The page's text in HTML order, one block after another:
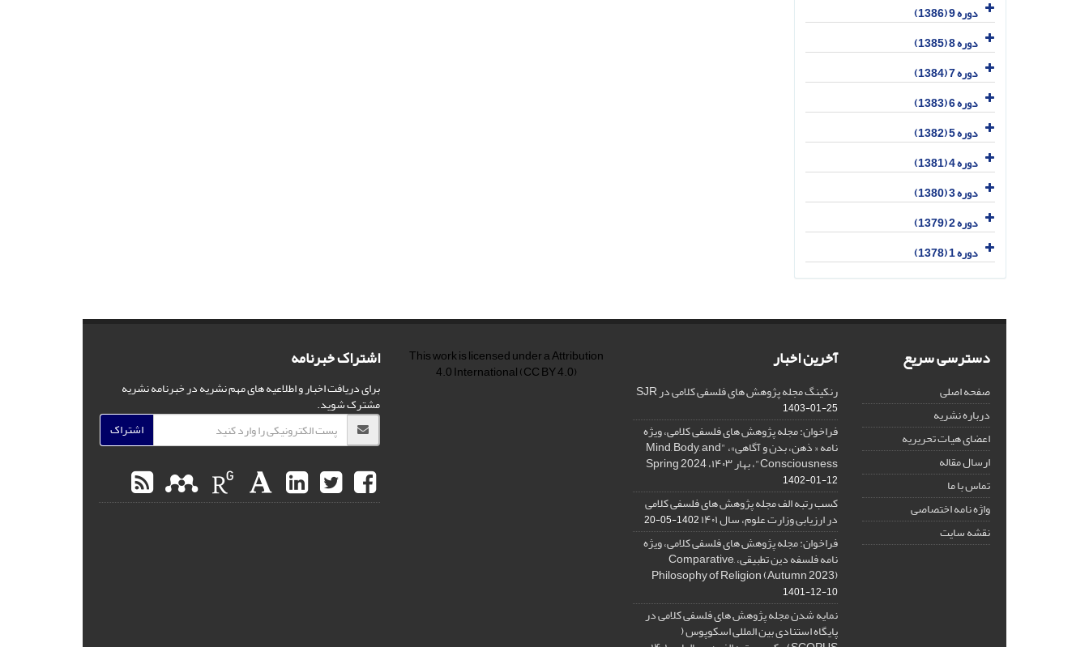
دوره 9 (1386)
دوره 8 (1385)
دوره 7 (1384)
دوره 6 (1383)
دوره 5 (1382)
دوره 4 (1381)
دوره 3 (1380)
دوره 2 (1379)
دوره 1 (1378)
دسترسی سریع
صفحه اصلی
درباره نشریه
اعضای هیات تحریریه
ارسال مقاله
تماس با ما
واژه نامه اختصاصی
نقشه سایت
آخرین اخبار
رنکینگ مجله پژوهش های فلسفی کلامی در SJR
1403-01-25
فراخوان: مجله پژوهش های فلسفی کلامی، ویژه
نامه « ذهن، بدن و آگاهی»، "Mind, Body, and
Consciousness"، بهار ۱۴۰۳، Spring 2024
1402-01-12
کسب رتبه الف مجله پژوهش های فلسفی کلامی
در ارزیابی وزارت علوم، سال ۱۴۰۱ 1402-05-20
فراخوان: مجله پژوهش های فلسفی کلامی، ویژه
نامه فلسفه دین تطبیقی، ,Comparative
Philosophy of Religion (Autumn 2023)
1401-12-10
نمایه شدن مجله پژوهش های فلسفی کلامی در
پایگاه استنادی بین المللی اسکوپوس (
This work is licensed under aAttribution
4.0 International(CC BY 4.0) اشتراک خبرنامه
برای دریافت اخبار و اطلاعیه های مهم نشریه در خبرنامه نشریه
مشترک شوید.
اشتراک